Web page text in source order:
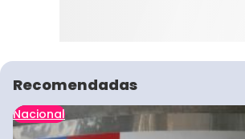
Recomendadas
Nacional